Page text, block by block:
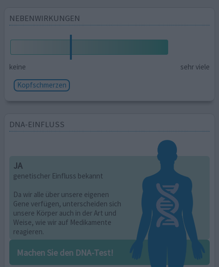
NEBENWIRKUNGEN
keine
sehr viele
Kopfschmerzen
DNA-EINFLUSS
JA
genetischer Einfluss bekannt
Da wir alle über unsere eigenen
Gene verfügen, unterscheiden sich
unsere Körper auch in der Art und
Weise, wie wir auf Medikamente
reagieren.
Machen Sie den DNA-Test!